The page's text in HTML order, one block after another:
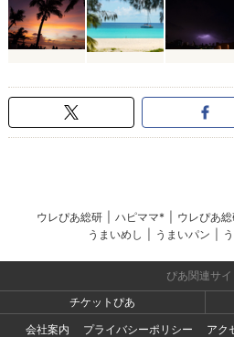
ウレぴあ総研 ハピママ* ウレぴあ
うまいめし
うまいパン
ぴあ関連サイ
チケットぴあ
会社案内
プライバシーポリシー アク